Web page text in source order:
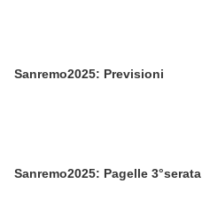
Sanremo2025: Previsioni
Sanremo2025: Pagelle 3°serata